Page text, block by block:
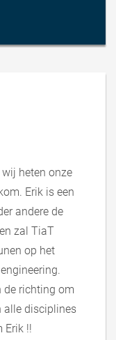
heten onze
Erik is een
andere de
zal TiaT
op het
de richting om
alle disciplines
Erik !!